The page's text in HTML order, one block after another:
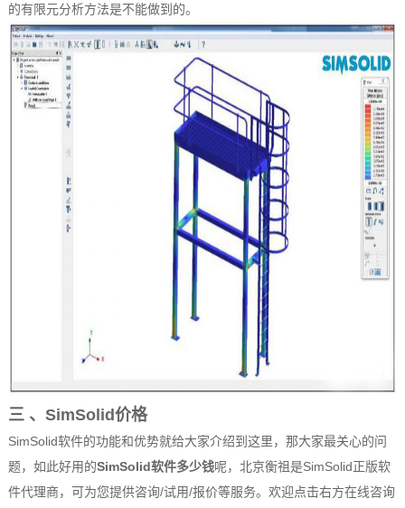
的有限元分析方法是不能做到的。
三 、SimSolid价格
SimSolid软件的功能和优势就给大家介绍到这里，那大家最关心的问
题，如此好用的SimSolid软件多少钱呢，北京衡祖是SimSolid正版软
件代理商，可为您提供咨询/试用/报价等服务。欢迎点击右方在线咨询